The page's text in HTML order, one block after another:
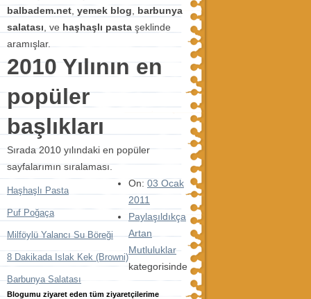
balbadem.net yemek blog
barbunya
salatası , ve haşhaşlı pasta şeklinde
aramışlar.
2010 Yılının en
popüler
başlıkları
Sırada 2010 yılındaki en popüler
sayfalarımın sıralaması.
Haşhaşlı Pasta
Puf Poğaça
Milföylü Yalancı Su Böreği
8 Dakikada Islak Kek (Browni)
Barbunya Salatası
Blogumu ziyaret eden tüm ziyaretçilerime
On: 03 Ocak
2011
Paylaşıldıkça
Artan
Mutluluklar
kategorisinde